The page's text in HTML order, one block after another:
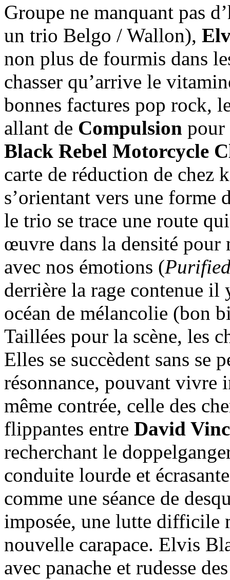
Groupe ne manquant pas
un trio Belgo / Wallon),
non plus de fourmis dans
chasser qu’arrive le
bonnes factures pop rock,
allant de Compulsion pour
Black Rebel Motorcycle
carte de réduction de chez
s’orientant vers une forme
le trio se trace une route
œuvre dans la densité pour
avec nos émotions (
derrière la rage contenue
océan de mélancolie (bon
Taillées pour la scène, les
Elles se succèdent sans se
résonnance, pouvant vivre
même contrée, celle des
flippantes entre David
recherchant le
conduite lourde et
comme une séance de
imposée, une lutte difficile
nouvelle carapace. Elvis
avec panache et rudesse